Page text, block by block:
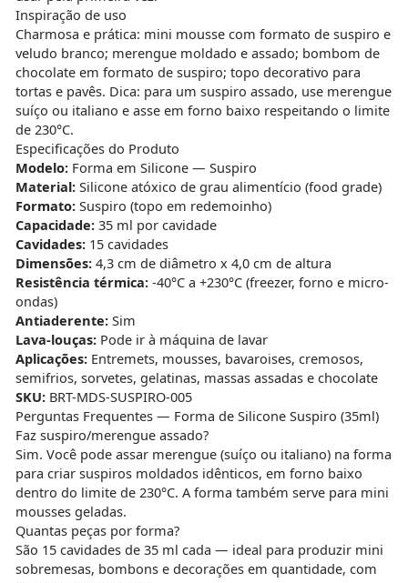
Inspiração de uso
Charmosa e prática: mini mousse com formato de suspiro e
veludo branco; merengue moldado e assado; bombom de
chocolate em formato de suspiro; topo decorativo para
tortas e pavês. Dica: para um suspiro assado, use merengue
suíço ou italiano e asse em forno baixo respeitando o limite
de 230°C.
Especificações do Produto
Modelo:Forma em Silicone — Suspiro
Material:Silicone atóxico de grau alimentício (food grade)
Formato:Suspiro (topo em redemoinho)
Capacidade:35 ml por cavidade
Cavidades:15 cavidades
Dimensões:4,3 cm de diâmetro x 4,0 cm de altura
Resistência térmica:-40°C a +230°C (freezer, forno e micro-
ondas)
Antiaderente:Sim
Lava-louças:Pode ir à máquina de lavar
Aplicações:Entremets, mousses, bavaroises, cremosos,
semifrios, sorvetes, gelatinas, massas assadas e chocolate
SKU:BRT-MDS-SUSPIRO-005
Perguntas Frequentes — Forma de Silicone Suspiro (35ml)
Faz suspiro/merengue assado?
Sim. Você pode assar merengue (suíço ou italiano) na forma
para criar suspiros moldados idênticos, em forno baixo
dentro do limite de 230°C. A forma também serve para mini
mousses geladas.
Quantas peças por forma?
São 15 cavidades de 35 ml cada — ideal para produzir mini
sobremesas, bombons e decorações em quantidade, com